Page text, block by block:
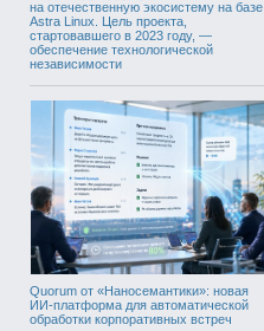
на отечественную экосистему на базе
Astra Linux. Цель проекта,
стартовавшего в 2023 году, —
обеспечение технологической
независимости
Quorum от «Наносемантики»: новая
ИИ-платформа для автоматической
обработки корпоративных встреч